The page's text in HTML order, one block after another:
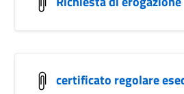
certificato regolare